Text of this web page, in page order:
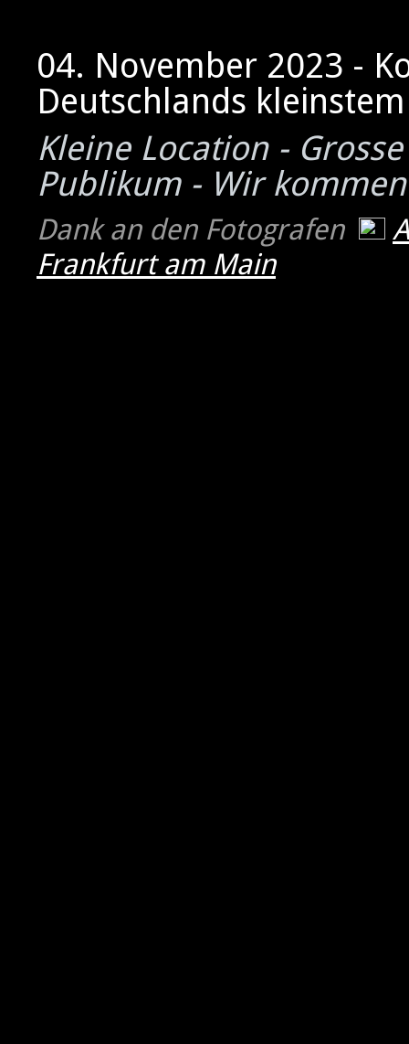
04. November 2023 -
Deutschlands
Kleine Location -
Publikum - Wir
Dank an den Fotografen
A
Frankfurt am Main